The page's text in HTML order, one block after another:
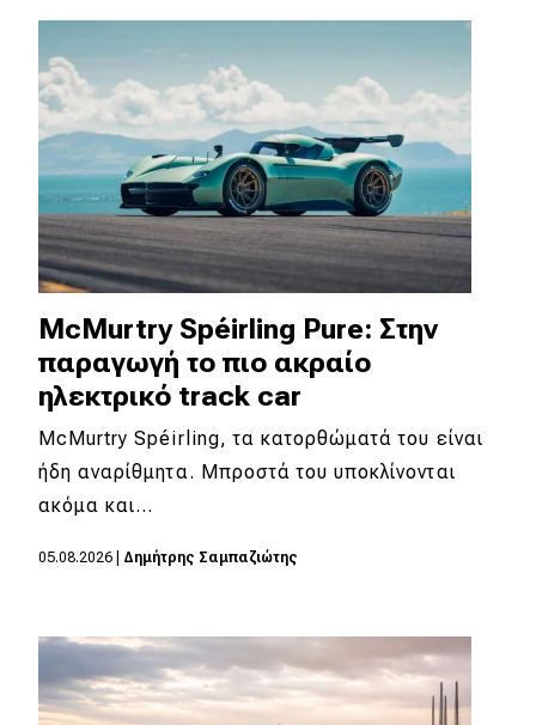
McMurtry Spéirling Pure: Στην
παραγωγή το πιο ακραίο
ηλεκτρικό track car
McMurtry Spéirling, τα κατορθώματά του είναι
ήδη αναρίθμητα. Μπροστά του υποκλίνονται
ακόμα και…
05.08.2026 Δημήτρης Σαμπαζιώτης